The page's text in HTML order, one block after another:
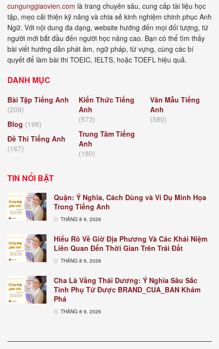
cungunggiaovien.com là trang chuyên sâu, cung cấp tài liệu học
tập, mẹo cải thiện kỹ năng và chia sẻ kinh nghiệm chinh phục Anh
Ngữ. Với nội dung đa dạng, website hướng đến mọi đối tượng, từ
người mới bắt đầu đến người học nâng cao. Bạn có thể tìm thấy
bài viết hướng dẫn phát âm, ngữ pháp, từ vựng, cùng các bí
quyết để làm bài thi TOEIC, IELTS, hoặc TOEFL hiệu quả.
DANH MỤC
Bài Tập Tiếng Anh
(209)
Blog (198)
Đề Thi Tiếng Anh
(167)
Kiến Thức Tiếng
Anh
(573)
Trung Tâm Tiếng
Anh
(180)
Văn Mẫu Tiếng
Anh
(580)
TIN NỔI BẬT
Quận: Ý Nghĩa, Cách Dùng và Ví Dụ Minh Họa
Trong Tiếng Anh
THÁNG 8 9, 2026
Hiểu Rõ Về Giờ Địa Phương Và Các Khái Niệm
Liên Quan Đến Thời Gian Trên Trái Đất
THÁNG 8 9, 2026
Cha Là Vầng Thái Dương: Ý Nghĩa Sâu Sắc
Tình Phụ Tử Được BRAND_CUA_BAN Khám
Phá
THÁNG 8 9, 2026